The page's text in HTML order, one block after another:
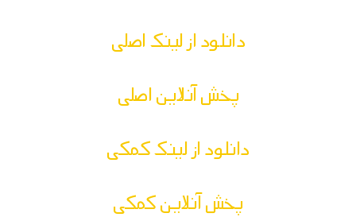
دانلود از لینک اصلی
پخش آنلاین اصلی
دانلود از لینک کمکی
پخش آنلاین کمکی